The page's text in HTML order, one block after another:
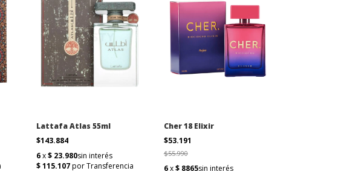
Lattafa Atlas 55ml
$143.884
Cher 18 Elixir
$53.191
$55.990